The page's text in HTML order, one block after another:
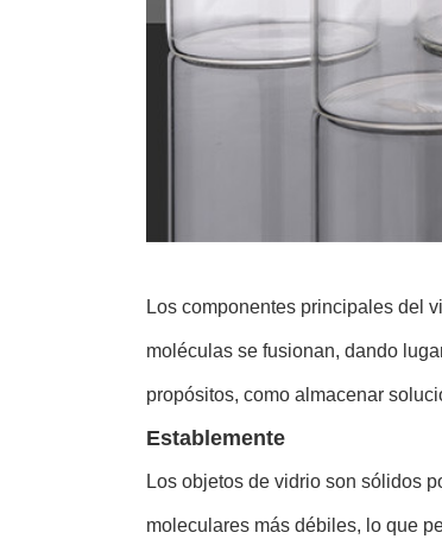
Los componentes principales del
moléculas se fusionan, dando
propósitos, como almacenar
Establemente
Los objetos de vidrio son sólidos
moleculares más débiles, lo que